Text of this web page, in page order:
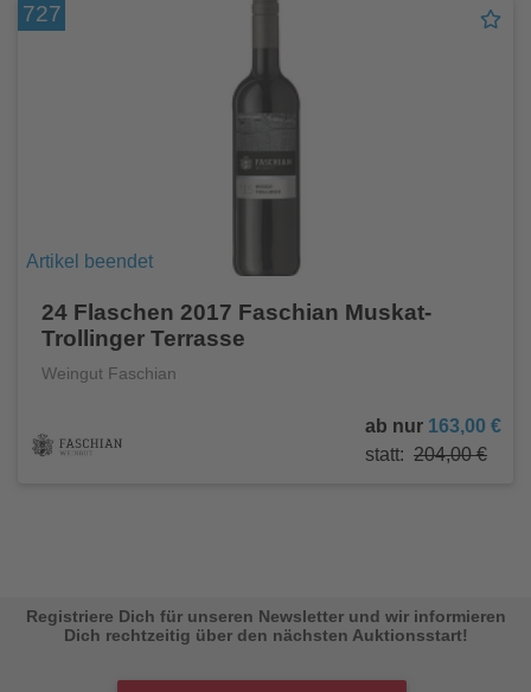
727
Artikel beendet
24 Flaschen 2017 Faschian Muskat-
Trollinger Terrasse
Weingut Faschian
ab nur 163,00 €
statt: 204,00 €
Registriere Dich für unseren Newsletter und wir informieren
Dich rechtzeitig über den nächsten Auktionsstart!